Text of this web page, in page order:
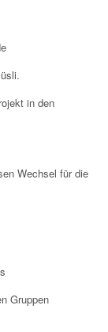
in den
Wechsel für die
Gruppen